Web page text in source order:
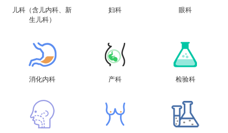
儿科（含儿内科、新
生儿科）
妇科 眼科
消化内科 产科 检验科